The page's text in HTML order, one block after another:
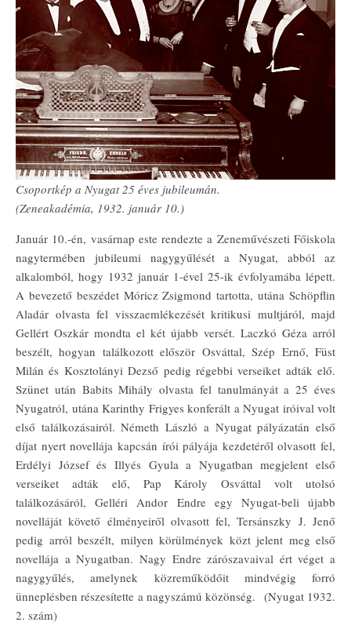
Csoportkép a Nyugat 25 éves jubileumán.
(Zeneakadémia, 1932. január 10.)
Január 10.-én, vasárnap este rendezte a Zeneművészeti Főiskola
nagytermében jubileumi nagygyűlését a Nyugat, abból az
alkalomból, hogy 1932 január 1-ével 25-ik évfolyamába lépett.
A bevezető beszédet Móricz Zsigmond tartotta, utána Schöpflin
Aladár olvasta fel visszaemlékezését kritikusi multjáról, majd
Gellért Oszkár mondta el két újabb versét. Laczkó Géza arról
beszélt, hogyan találkozott először Osváttal, Szép Ernő, Füst
Milán és Kosztolányi Dezső pedig régebbi verseiket adták elő.
Szünet után Babits Mihály olvasta fel tanulmányát a 25 éves
Nyugatról, utána Karinthy Frigyes konferált a Nyugat iróival volt
első találkozásairól. Németh László a Nyugat pályázatán első
díjat nyert novellája kapcsán írói pályája kezdetéről olvasott fel,
Erdélyi József és Illyés Gyula a Nyugatban megjelent első
verseiket adták elő, Pap Károly Osváttal volt utolsó
találkozásáról, Gelléri Andor Endre egy Nyugat-beli újabb
novelláját követő élményeiről olvasott fel, Tersánszky J. Jenő
pedig arról beszélt, milyen körülmények közt jelent meg első
novellája a Nyugatban. Nagy Endre zárószavaival ért véget a
nagygyűlés, amelynek közreműködőit mindvégig forró
ünneplésben részesítette a nagyszámú közönség. (Nyugat 1932.
2. szám)